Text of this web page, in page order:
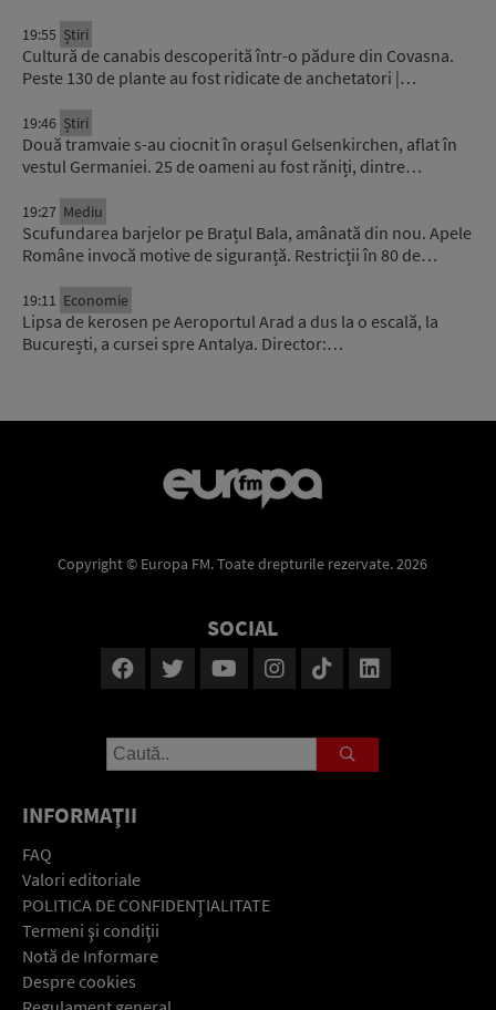
19:55 Știri
Cultură de canabis descoperită într-o pădure din Covasna.
Peste 130 de plante au fost ridicate de anchetatori |…
19:46 Știri
Două tramvaie s-au ciocnit în orașul Gelsenkirchen, aflat în
vestul Germaniei. 25 de oameni au fost răniți, dintre…
19:27 Mediu
Scufundarea barjelor pe Brațul Bala, amânată din nou. Apele
Române invocă motive de siguranță. Restricții în 80 de…
19:11 Economie
Lipsa de kerosen pe Aeroportul Arad a dus la o escală, la
București, a cursei spre Antalya. Director:…
Copyright © Europa FM. Toate drepturile rezervate. 2026
SOCIAL
INFORMAŢII
FAQ
Valori editoriale
POLITICA DE CONFIDENŢIALITATE
Termeni şi condiţii
Notă de Informare
Despre cookies